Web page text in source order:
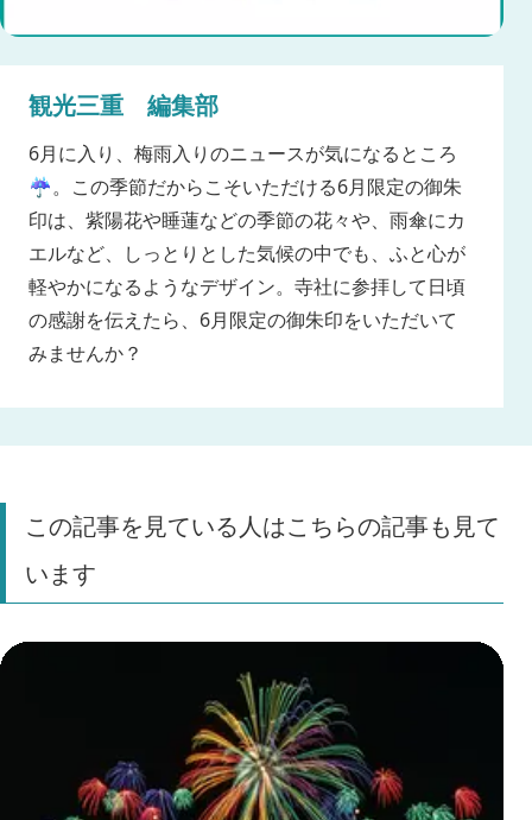
観光三重 編集部
6月に入り、梅雨入りのニュースが気になるところ
☔。この季節だからこそいただける6月限定の御朱
印は、紫陽花や睡蓮などの季節の花々や、雨傘にカ
エルなど、しっとりとした気候の中でも、ふと心が
軽やかになるようなデザイン。寺社に参拝して日頃
の感謝を伝えたら、6月限定の御朱印をいただいて
みませんか？
この記事を見ている人はこちらの記事も見て
います